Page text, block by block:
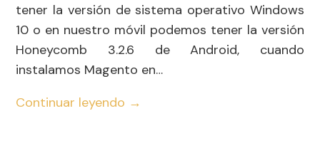
tener la versión de sistema operativo Windows
10 o en nuestro móvil podemos tener la versión
Honeycomb​ 3.2.6 de Android, cuando
instalamos Magento en…
Continuar leyendo →